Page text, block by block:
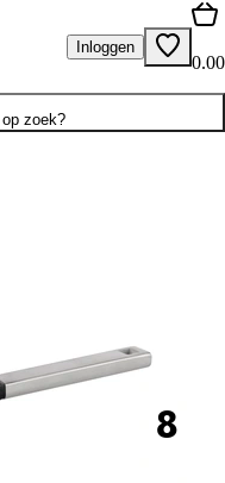
Inloggen
0.00
zoek?
8